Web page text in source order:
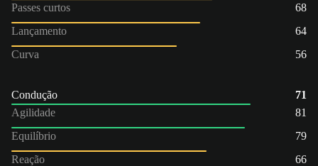
Passes curtos
68
Lançamento
64
Curva
56
Condução
71
Agilidade
81
Equilíbrio
79
Reação
66